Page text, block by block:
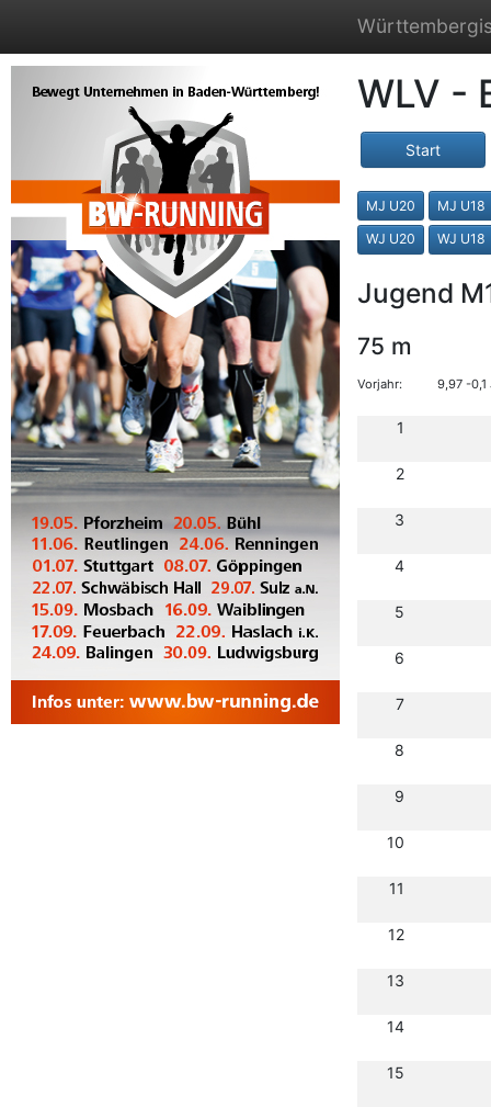
WLV -
Start
MJ U20 MJ U18
WJ U20 WJ U18
Jugend
75 m
Vorjahr: 9,97 -
1
2
3
4
5
6
7
8
9
10
11
12
13
14
15